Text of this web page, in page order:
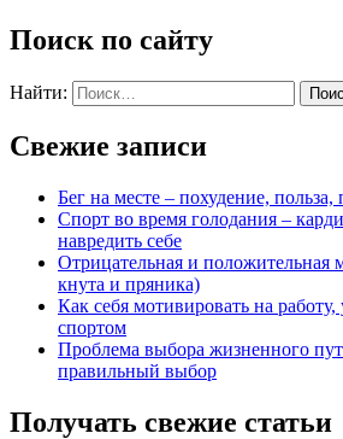
Поиск по сайту
Найти:
Свежие записи
Бег на месте – похудение,
Спорт во время голодания –
навредить себе
Отрицательная и положительная
кнута и пряника)
Как себя мотивировать на работу,
спортом
Проблема выбора жизненного
правильный выбор
Получать свежие статьи